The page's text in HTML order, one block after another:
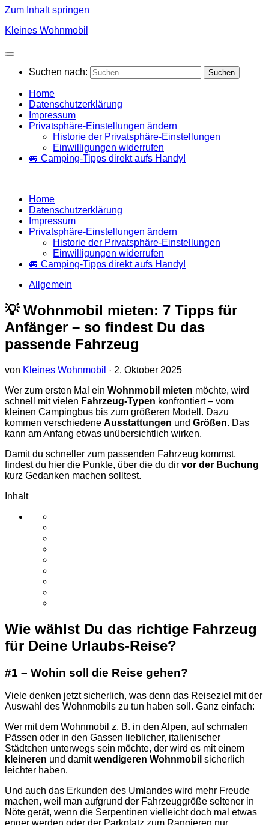
Zum Inhalt springen
Kleines Wohnmobil
Suchen nach:
Home
Datenschutzerklärung
Impressum
Privatsphäre-Einstellungen ändern
Historie der Privatsphäre-Einstellungen
Einwilligungen widerrufen
🚐 Camping-Tipps direkt aufs Handy!
Home
Datenschutzerklärung
Impressum
Privatsphäre-Einstellungen ändern
Historie der Privatsphäre-Einstellungen
Einwilligungen widerrufen
🚐 Camping-Tipps direkt aufs Handy!
Allgemein
💡 Wohnmobil mieten: 7 Tipps für
Anfänger – so findest Du das
passende Fahrzeug
von Kleines Wohnmobil · 2. Oktober 2025
Wer zum ersten Mal ein Wohnmobil mieten möchte, wird
schnell mit vielen Fahrzeug-Typen konfrontiert – vom
kleinen Campingbus bis zum größeren Modell. Dazu
kommen verschiedene Ausstattungen und Größen. Das
kann am Anfang etwas unübersichtlich wirken.
Damit du schneller zum passenden Fahrzeug kommst,
findest du hier die Punkte, über die du dir vor der Buchung
kurz Gedanken machen solltest.
Inhalt
Wie wählst Du das richtige Fahrzeug
für Deine Urlaubs-Reise?
#1 – Wohin soll die Reise gehen?
Viele denken jetzt sicherlich, was denn das Reiseziel mit der
Auswahl des Wohnmobils zu tun haben soll. Ganz einfach:
Wer mit dem Wohnmobil z. B. in den Alpen, auf schmalen
Pässen oder in den Gassen lieblicher, italienischer
Städtchen unterwegs sein möchte, der wird es mit einem
kleineren und damitwendigeren Wohnmobil sicherlich
leichter haben.
Und auch das Erkunden des Umlandes wird mehr Freude
machen, weil man aufgrund der Fahrzeuggröße seltener in
Nöte gerät, wenn die Serpentinen vielleicht doch mal etwas